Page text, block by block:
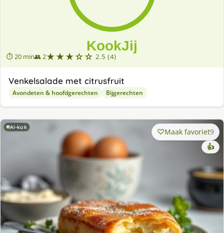
⏱ 20 min👥 2★★★☆☆ 2.5 (4)
Venkelsalade met citrusfruit
Avondeten & hoofdgerechten Bijgerechten
AI-kok Maak favoriet9
👍